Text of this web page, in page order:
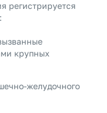
регистрируется
крупных
желудочного